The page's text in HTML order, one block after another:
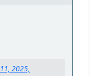
2025,